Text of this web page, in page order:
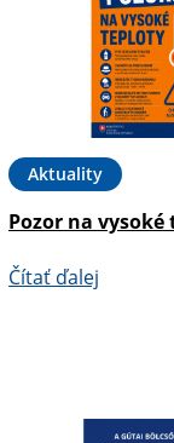
Aktuality
Pozor na vysoké
Čítať ďalej